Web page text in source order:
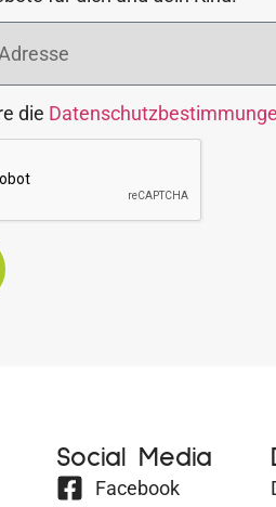
die
Social Media
Facebook